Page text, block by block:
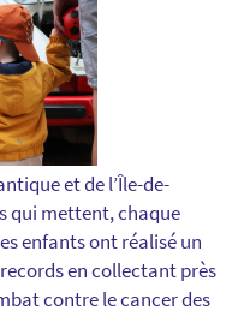
et de l’Île-de-
qui mettent, chaque
enfants ont réalisé un
en collectant près
contre le cancer des